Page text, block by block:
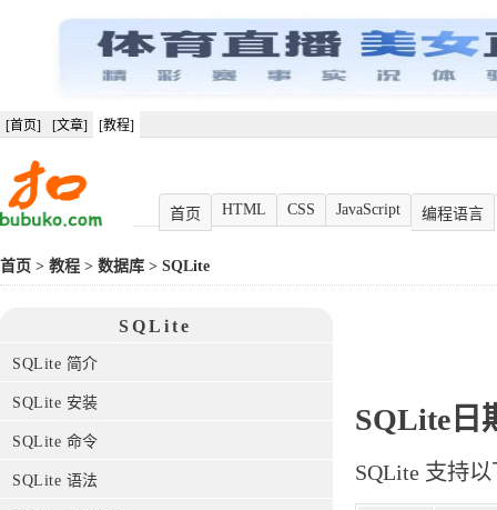
[首页] [文章] [教程]
首页 HTML CSS JavaScript 编程语言
首页 > 教程 > 数据库 > SQLite
SQLite
SQLite 简介
SQLite 安装
SQLite 命令
SQLite 语法
SQLite日
SQLite 支持